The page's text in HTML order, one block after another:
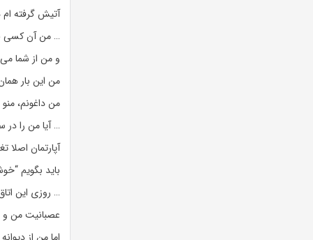
آتیش گرفته
… من آن کسی
و من از شما
من این بار
من داغونم، منو
… آیا من را در
آپارتمان اصلا
باید بگویم
… روزی این
عصبانیت من و